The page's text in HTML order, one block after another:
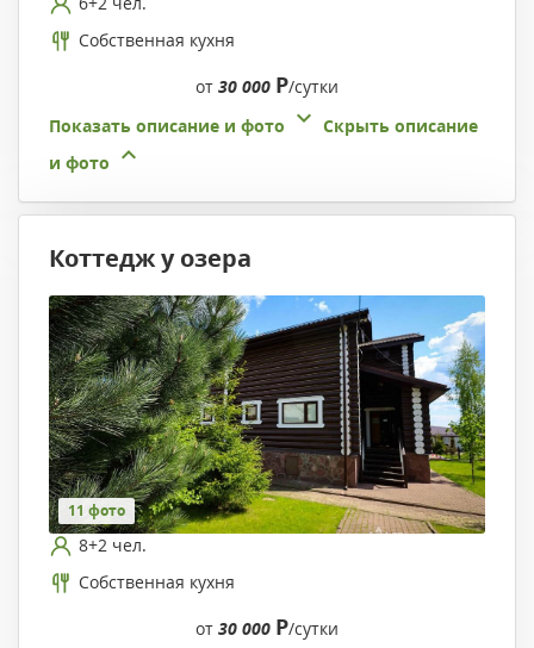
Собственная кухня
от 30 000 Р/сутки
Показать описание и фото
Скрыть описание
и фото
Коттедж у озера
11 фото
8+2 чел.
Собственная кухня
от 30 000 Р/сутки